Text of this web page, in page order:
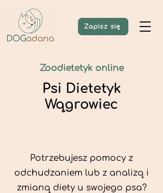
Zapisz się
Zoodietetyk online
Psi Dietetyk
Wągrowiec
Potrzebujesz pomocy z
odchudzaniem lub z analizą i
zmianą diety u swojego psa?